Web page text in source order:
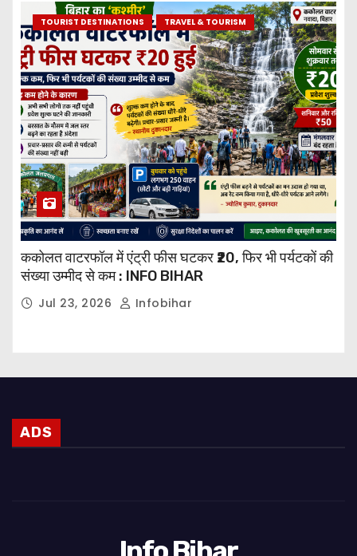
TOURIST DESTINATIONS TRAVEL & TOURISM
ककोलत वाटरफॉल में एंट्री फीस घटकर ₹20, फिर भी पर्यटकों की
संख्या उम्मीद से कम : INFO BIHAR
Jul 23, 2026 Infobihar
ADS